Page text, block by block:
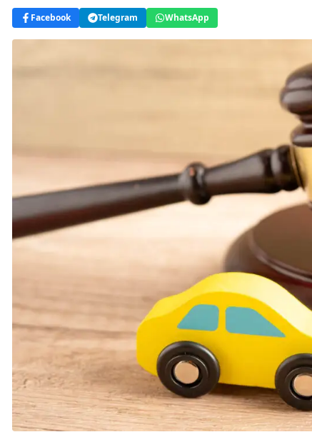
Facebook Telegram WhatsApp